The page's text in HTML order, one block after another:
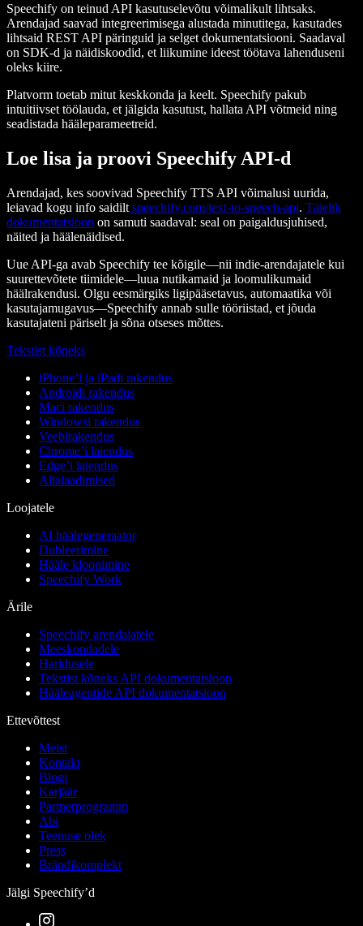
Speechify on teinud API kasutuselevõtu võimalikult lihtsaks.
Arendajad saavad integreerimisega alustada minutitega, kasutades
lihtsaid REST API päringuid ja selget dokumentatsiooni. Saadaval
on SDK-d ja näidiskoodid, et liikumine ideest töötava lahenduseni
oleks kiire.
Platvorm toetab mitut keskkonda ja keelt. Speechify pakub
intuitiivset töölauda, et jälgida kasutust, hallata API võtmeid ning
seadistada hääleparameetreid.
Loe lisa ja proovi Speechify API-d
Arendajad, kes soovivad Speechify TTS API võimalusi uurida,
leiavad kogu info saidilt speechify.com/text-to-speech-api. Täielik
dokumentatsioon on samuti saadaval: seal on paigaldusjuhised,
näited ja häälenäidised.
Uue API-ga avab Speechify tee kõigile—nii indie-arendajatele kui
suurettevõtete tiimidele—luua nutikamaid ja loomulikumaid
häälrakendusi. Olgu eesmärgiks ligipääsetavus, automaatika või
kasutajamugavus—Speechify annab sulle tööriistad, et jõuda
kasutajateni päriselt ja sõna otseses mõttes.
Tekstist kõneks
iPhone’i ja iPadi rakendus
Androidi rakendus
Maci rakendus
Windowsi rakendus
Veebirakendus
Chrome’i laiendus
Edge’i laiendus
Allalaadimised
Loojatele
AI häälegeneraator
Dubleerimine
Hääle kloonimine
Speechify Work
Ärile
Speechify arendajatele
Meeskondadele
Haridusele
Tekstist kõneks API dokumentatsioon
Hääleagentide API dokumentatsioon
Ettevõttest
Meist
Kontakt
Blogi
Karjäär
Partnerprogramm
Abi
Teenuse olek
Press
Brändikomplekt
Jälgi Speechify’d